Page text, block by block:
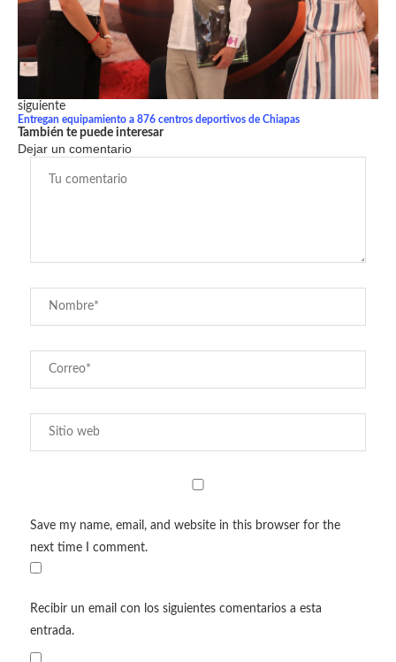
siguiente
Entregan equipamiento a 876 centros deportivos de Chiapas
También te puede interesar
Dejar un comentario
Save my name, email, and website in this browser for the
next time I comment.
Recibir un email con los siguientes comentarios a esta
entrada.